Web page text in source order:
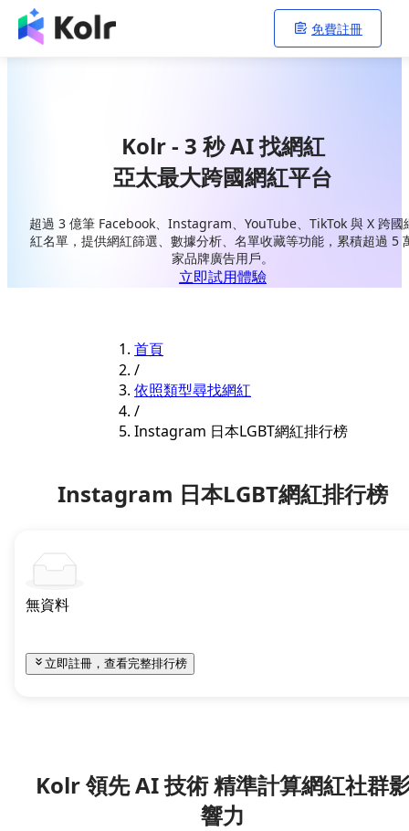
免費註冊
Kolr - 3 秒 AI 找網紅
亞太最大跨國網紅平台
超過 3 億筆 Facebook、Instagram、YouTube、TikTok 與 X 跨國
紅名單，提供網紅篩選、數據分析、名單收藏等功能，累積超過 5
家品牌廣告用戶。
立即試用體驗
首頁
/
依照類型尋找網紅
/
Instagram 日本LGBT網紅排行榜
Instagram 日本LGBT網紅排行榜
無資料
立即註冊，查看完整排行榜
Kolr 領先 AI 技術 精準計算網紅社群
響力